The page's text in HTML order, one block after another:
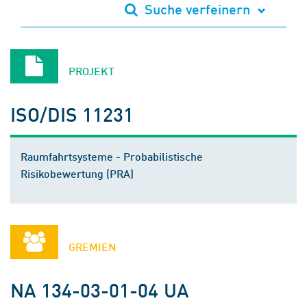
Suche verfeinern
PROJEKT
ISO/DIS 11231
Raumfahrtsysteme - Probabilistische
Risikobewertung (PRA)
GREMIEN
NA 134-03-01-04 UA